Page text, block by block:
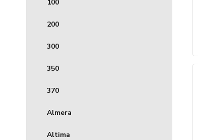
100
200
300
350
370
Almera
Altima